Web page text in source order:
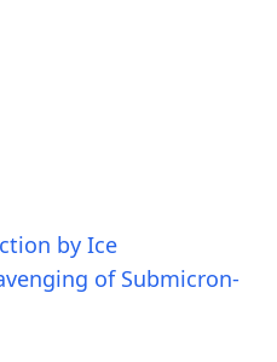
by Ice
of Submicron-